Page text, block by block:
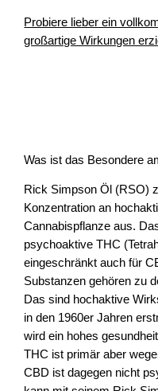
Probiere lieber ein
großartige Wirkungen
Was ist das Besondere
Rick Simpson Öl (RSO)
Konzentration an
Cannabispflanze aus.
psychoaktive THC
eingeschränkt auch für
Substanzen gehören zu
Das sind hochaktive
in den 1960er Jahren
wird ein hohes
THC ist primär aber
CBD ist dagegen nicht